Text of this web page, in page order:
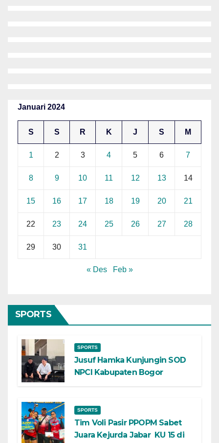
Januari 2024
S S R K J S M
1 2 3 4 5 6 7
8 9 10 11 12 13 14
15 16 17 18 19 20 21
22 23 24 25 26 27 28
29 30 31
« Des Feb »
SPORTS
SPORTS
Jusuf Hamka Kunjungin SOD
NPCI Kabupaten Bogor
SPORTS
Tim Voli Pasir PPOPM Sabet
Juara Kejurda Jabar KU 15 di